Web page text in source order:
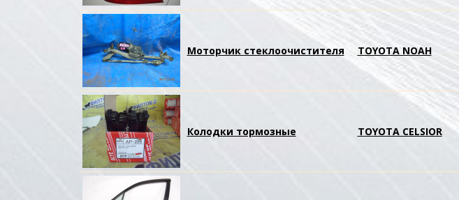
Моторчик стеклоочистителя TOYOTA NOAH
Колодки тормозные TOYOTA CELSIOR